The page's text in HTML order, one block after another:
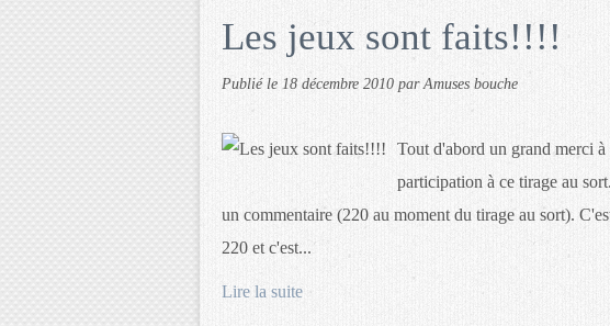
Les jeux sont faits!!!!
Publié le 18 décembre 2010 par Amuses bouche
Tout d'abord un grand merci
participation à ce tirage au
un commentaire (220 au moment du tirage au sort).
220 et c'est...
Lire la suite